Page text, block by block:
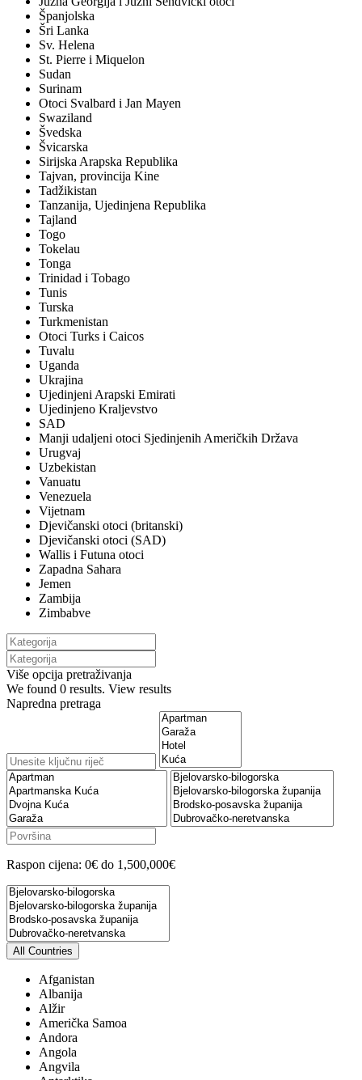
Španjolska
Šri Lanka
Sv. Helena
St. Pierre i Miquelon
Sudan
Surinam
Otoci Svalbard i Jan Mayen
Swaziland
Švedska
Švicarska
Sirijska Arapska Republika
Tajvan, provincija Kine
Tadžikistan
Tanzanija, Ujedinjena Republika
Tajland
Togo
Tokelau
Tonga
Trinidad i Tobago
Tunis
Turska
Turkmenistan
Otoci Turks i Caicos
Tuvalu
Uganda
Ukrajina
Ujedinjeni Arapski Emirati
Ujedinjeno Kraljevstvo
SAD
Manji udaljeni otoci Sjedinjenih Američkih Država
Urugvaj
Uzbekistan
Vanuatu
Venezuela
Vijetnam
Djevičanski otoci (britanski)
Djevičanski otoci (SAD)
Wallis i Futuna otoci
Zapadna Sahara
Jemen
Zambija
Zimbabve
Više opcija pretraživanja
We found 0 results. View results
Napredna pretraga
Raspon cijena: 0€ do 1,500,000€
All Countries
Afganistan
Albanija
Alžir
Američka Samoa
Andora
Angola
Angvila